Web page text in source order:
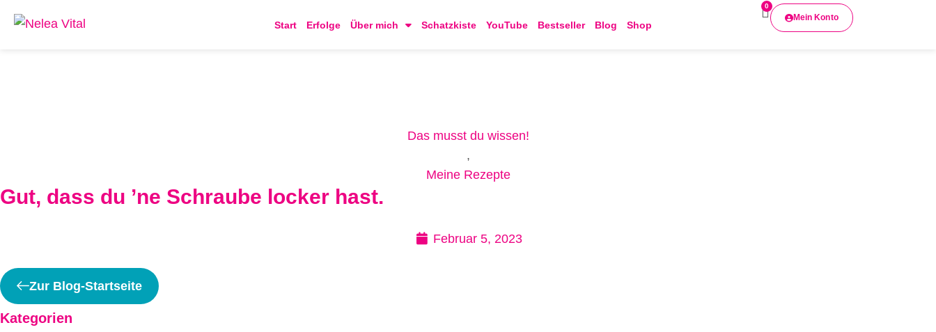
Start Erfolge Über mich Schatzkiste YouTube Bestseller Blog Shop
0
Mein Konto
Das musst du wissen!
,
Meine Rezepte
Gut, dass du ’ne Schraube locker hast.
Februar 5, 2023
Zur Blog-Startseite
Kategorien